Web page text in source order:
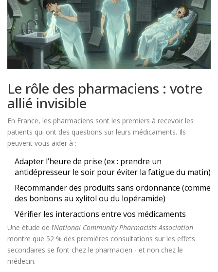
Le rôle des pharmaciens : votre
allié invisible
En France, les pharmaciens sont les premiers à recevoir les
patients qui ont des questions sur leurs médicaments. Ils
peuvent vous aider à :
Adapter l’heure de prise (ex : prendre un
antidépresseur le soir pour éviter la fatigue du matin)
Recommander des produits sans ordonnance (comme
des bonbons au xylitol ou du lopéramide)
Vérifier les interactions entre vos médicaments
Une étude de l’National Community Pharmacists Association
montre que 52 % des premières consultations sur les effets
secondaires se font chez le pharmacien - et non chez le
médecin.